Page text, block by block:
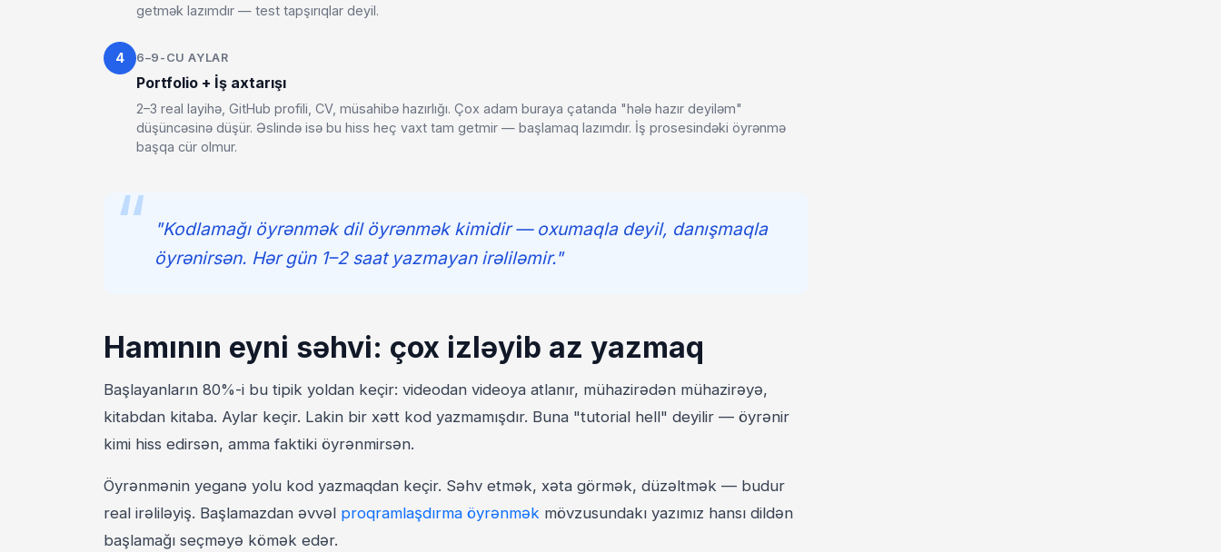
getmək lazımdır — test tapşırıqlar deyil.
4 6–9-CU AYLAR
Portfolio + İş axtarışı
2–3 real layihə, GitHub profili, CV, müsahibə hazırlığı. Çox adam buraya çatanda "hələ hazır deyiləm"
düşüncəsinə düşür. Əslində isə bu hiss heç vaxt tam getmir — başlamaq lazımdır. İş prosesindəki öyrənmə
başqa cür olmur.
"Kodlamağı öyrənmək dil öyrənmək kimidir — oxumaqla deyil, danışmaqla
öyrənirsən. Hər gün 1–2 saat yazmayan irəliləmir."
Hamının eyni səhvi: çox izləyib az yazmaq
Başlayanların 80%-i bu tipik yoldan keçir: videodan videoya atlanır, mühazirədən mühazirəyə,
kitabdan kitaba. Aylar keçir. Lakin bir xətt kod yazmamışdır. Buna "tutorial hell" deyilir — öyrənir
kimi hiss edirsən, amma faktiki öyrənmirsən.
Öyrənmənin yeganə yolu kod yazmaqdan keçir. Səhv etmək, xəta görmək, düzəltmək — budur
real irəliləyiş. Başlamazdan əvvəl proqramlaşdırma öyrənmək mövzusundakı yazımız hansı dildən
başlamağı seçməyə kömək edər.